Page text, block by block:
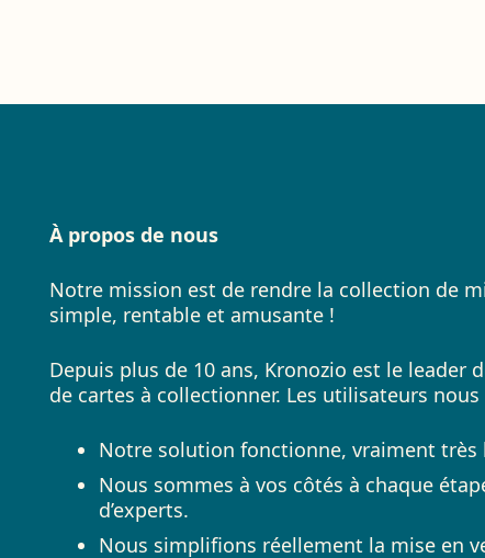
À propos de nous
Notre mission est de rendre la collection de
simple, rentable et amusante !
Depuis plus de 10 ans, Kronozio est le leader
de cartes à collectionner. Les utilisateurs
Notre solution fonctionne, vraiment très
Nous sommes à vos côtés à chaque
d’experts.
Nous simplifions réellement la mise en